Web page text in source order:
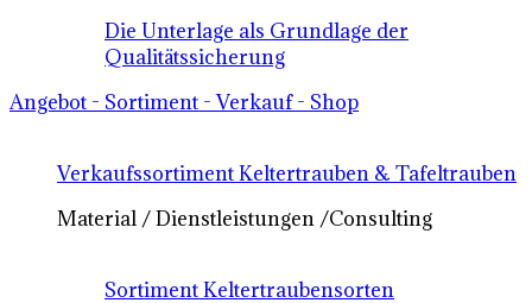
Die Unterlage als Grundlage der
Qualitätssicherung
Angebot - Sortiment - Verkauf - Shop
Verkaufssortiment Keltertrauben & Tafeltrauben
Material / Dienstleistungen /Consulting
Sortiment Keltertraubensorten